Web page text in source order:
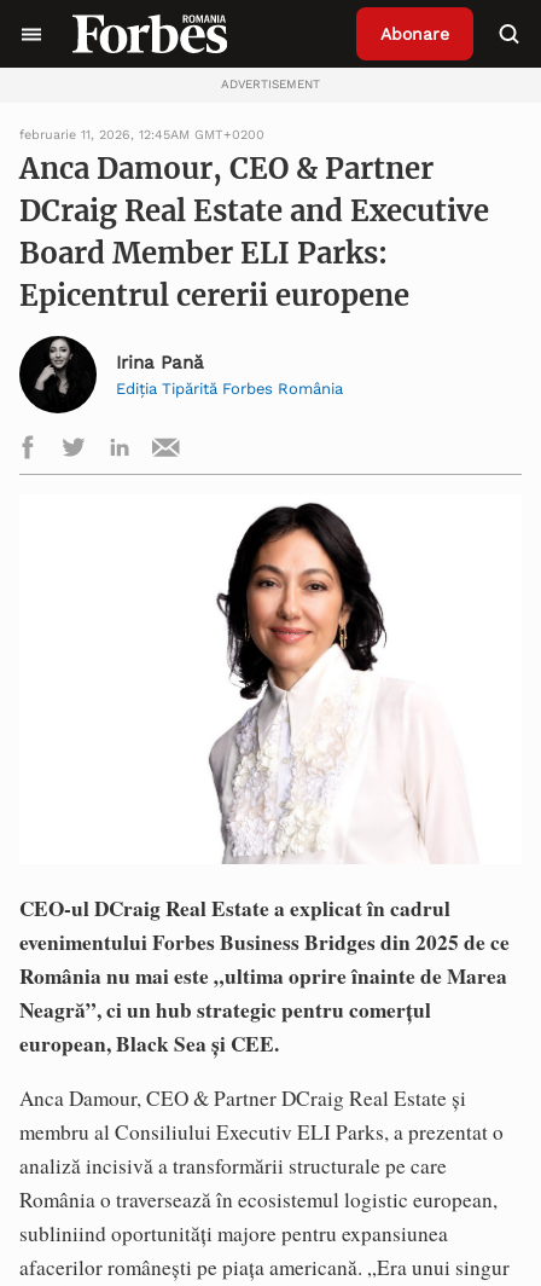
Abonare
ADVERTISEMENT
februarie 11, 2026, 12:45AM GMT+0200
Anca Damour, CEO & Partner
DCraig Real Estate and Executive
Board Member ELI Parks:
Epicentrul cererii europene
Irina Pană
Ediția Tipărită Forbes România
CEO-ul DCraig Real Estate a explicat în cadrul
evenimentului Forbes Business Bridges din 2025 de ce
România nu mai este „ultima oprire înainte de Marea
Neagră”, ci un hub strategic pentru comerțul
european, Black Sea și CEE.
Anca Damour, CEO & Partner DCraig Real Estate și
membru al Consiliului Executiv ELI Parks, a prezentat o
analiză incisivă a transformării structurale pe care
România o traversează în ecosistemul logistic european,
subliniind oportunități majore pentru expansiunea
afacerilor românești pe piața americană. „Era unui singur